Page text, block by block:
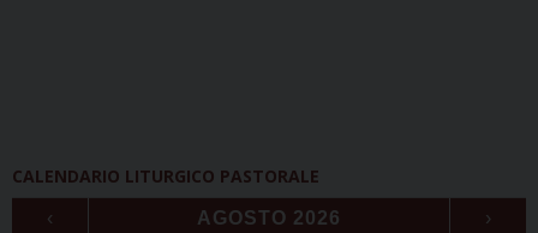
CALENDARIO LITURGICO PASTORALE
‹ AGOSTO 2026 ›